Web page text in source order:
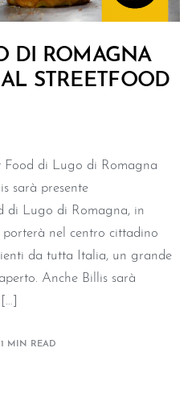
DI ROMAGNA
STREETFOOD
Food di Lugo di Romagna
sarà presente
di Lugo di Romagna, in
porterà nel centro cittadino
da tutta Italia, un grande
Anche Billis sarà
1 MIN READ